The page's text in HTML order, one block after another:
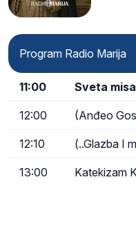
Program Radio Marija
11:00 Sveta misa
12:00 (Anđeo
12:10 (..Glazba I
13:00 Katekizam